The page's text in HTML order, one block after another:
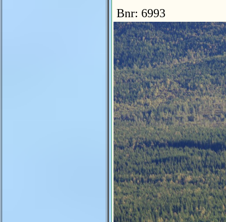
Bnr: 6993